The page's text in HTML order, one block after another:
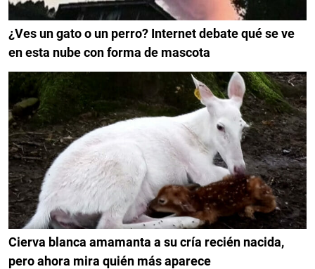
¿Ves un gato o un perro? Internet debate qué se ve
en esta nube con forma de mascota
Cierva blanca amamanta a su cría recién nacida,
pero ahora mira quién más aparece